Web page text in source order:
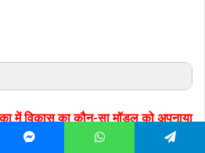
में विकास का कौन-सा मॉडल को अपनाया